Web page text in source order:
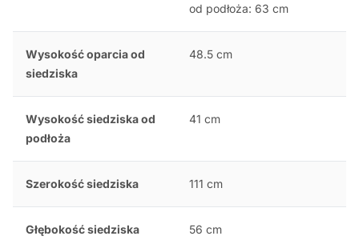
od podłoża: 63 cm
Wysokość oparcia od
siedziska
48.5 cm
Wysokość siedziska od
podłoża
41 cm
Szerokość siedziska 111 cm
Głębokość siedziska 56 cm